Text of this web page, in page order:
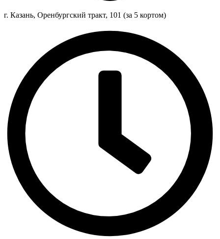
г. Казань, Оренбургский тракт, 101 (за 5 кортом)